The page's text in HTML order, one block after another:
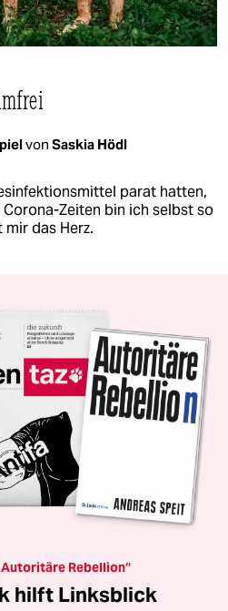
von Saskia Hödl
parat hatten,
Zeiten bin ich selbst so
das Herz.
Rebellion“
hilft Linksblick